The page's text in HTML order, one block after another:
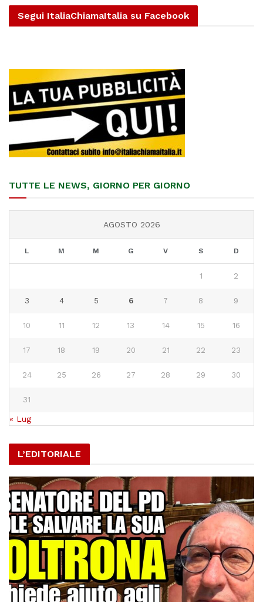
Segui ItaliaChiamaItalia su Facebook
TUTTE LE NEWS, GIORNO PER GIORNO
AGOSTO 2026
L M M G V S D
1 2
3 4 5 6 7 8 9
10 11 12 13 14 15 16
17 18 19 20 21 22 23
24 25 26 27 28 29 30
31
« Lug
L’EDITORIALE